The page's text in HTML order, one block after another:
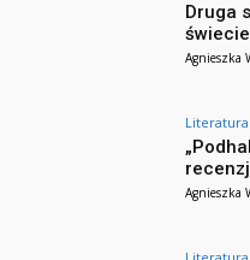
Druga
Agnieszka
Literatura
Agnieszka